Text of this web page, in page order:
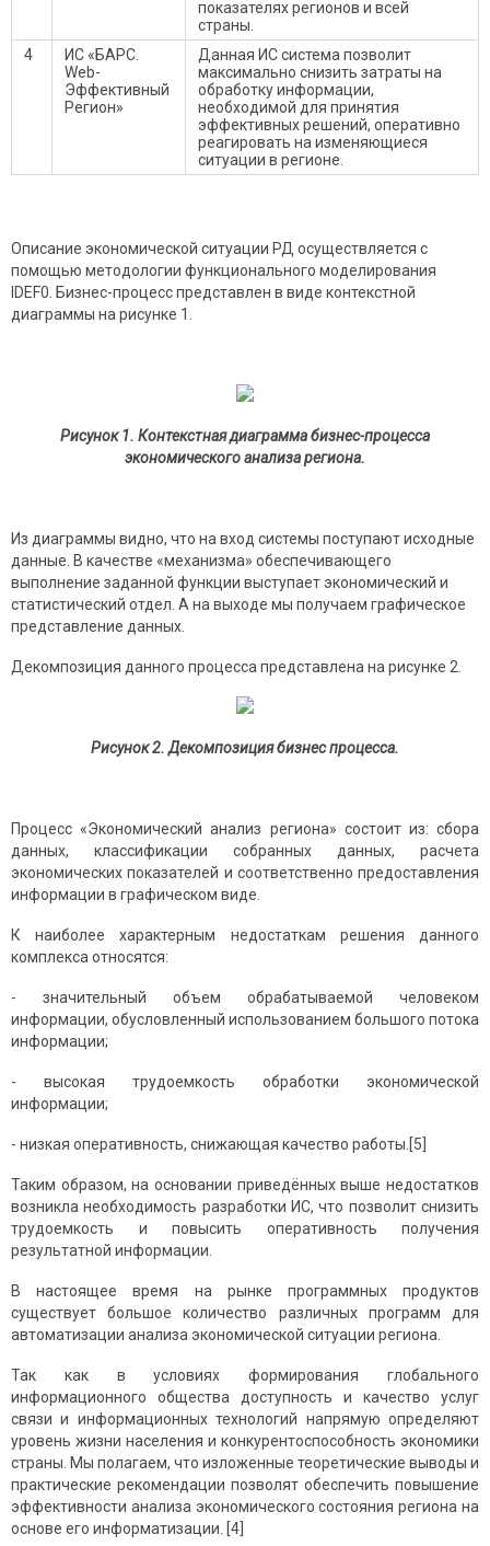
показателях регионов и всей
страны.
4
ИС «БАРС.
Web-
Эффективный
Регион»
Данная ИС система позволит
максимально снизить затраты на
обработку информации,
необходимой для принятия
эффективных решений, оперативно
реагировать на изменяющиеся
ситуации в регионе.
Описание экономической ситуации РД осуществляется с
помощью методологии функционального моделирования
IDEF0. Бизнес-процесс представлен в виде контекстной
диаграммы на рисунке 1.
Рисунок 1. Контекстная диаграмма бизнес-процесса
экономического анализа региона.
Из диаграммы видно, что на вход системы поступают исходные
данные. В качестве «механизма» обеспечивающего
выполнение заданной функции выступает экономический и
статистический отдел. А на выходе мы получаем графическое
представление данных.
Декомпозиция данного процесса представлена на рисунке 2.
Рисунок 2. Декомпозиция бизнес процесса.
Процесс «Экономический анализ региона» состоит из: сбора
данных, классификации собранных данных, расчета
экономических показателей и соответственно предоставления
информации в графическом виде.
К наиболее характерным недостаткам решения данного
комплекса относятся:
- значительный объем обрабатываемой человеком
информации, обусловленный использованием большого потока
информации;
- высокая трудоемкость обработки экономической
информации;
- низкая оперативность, снижающая качество работы.[5]
Таким образом, на основании приведённых выше недостатков
возникла необходимость разработки ИС, что позволит снизить
трудоемкость и повысить оперативность получения
результатной информации.
В настоящее время на рынке программных продуктов
существует большое количество различных программ для
автоматизации анализа экономической ситуации региона.
Так как в условиях формирования глобального
информационного общества доступность и качество услуг
связи и информационных технологий напрямую определяют
уровень жизни населения и конкурентоспособность экономики
страны. Мы полагаем, что изложенные теоретические выводы и
практические рекомендации позволят обеспечить повышение
эффективности анализа экономического состояния региона на
основе его информатизации. [4]